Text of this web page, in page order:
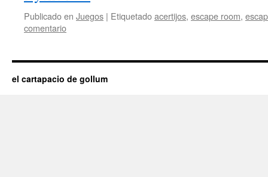
Publicado en Juegos | Etiquetadoacertijos, escape room,
comentario
el cartapacio de gollum